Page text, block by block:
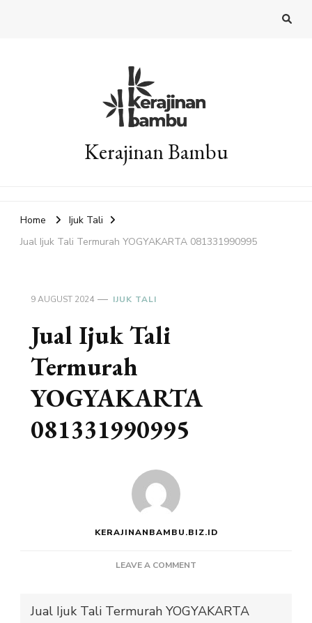
Kerajinan Bambu
Home
Ijuk Tali
Jual Ijuk Tali Termurah YOGYAKARTA 081331990995
9 AUGUST 2024 IJUK TALI
Jual Ijuk Tali
Termurah
YOGYAKARTA
081331990995
KERAJINANBAMBU.BIZ.ID
LEAVE A COMMENT
TALI
Jual Ijuk Tali Termurah YOGYAKARTA